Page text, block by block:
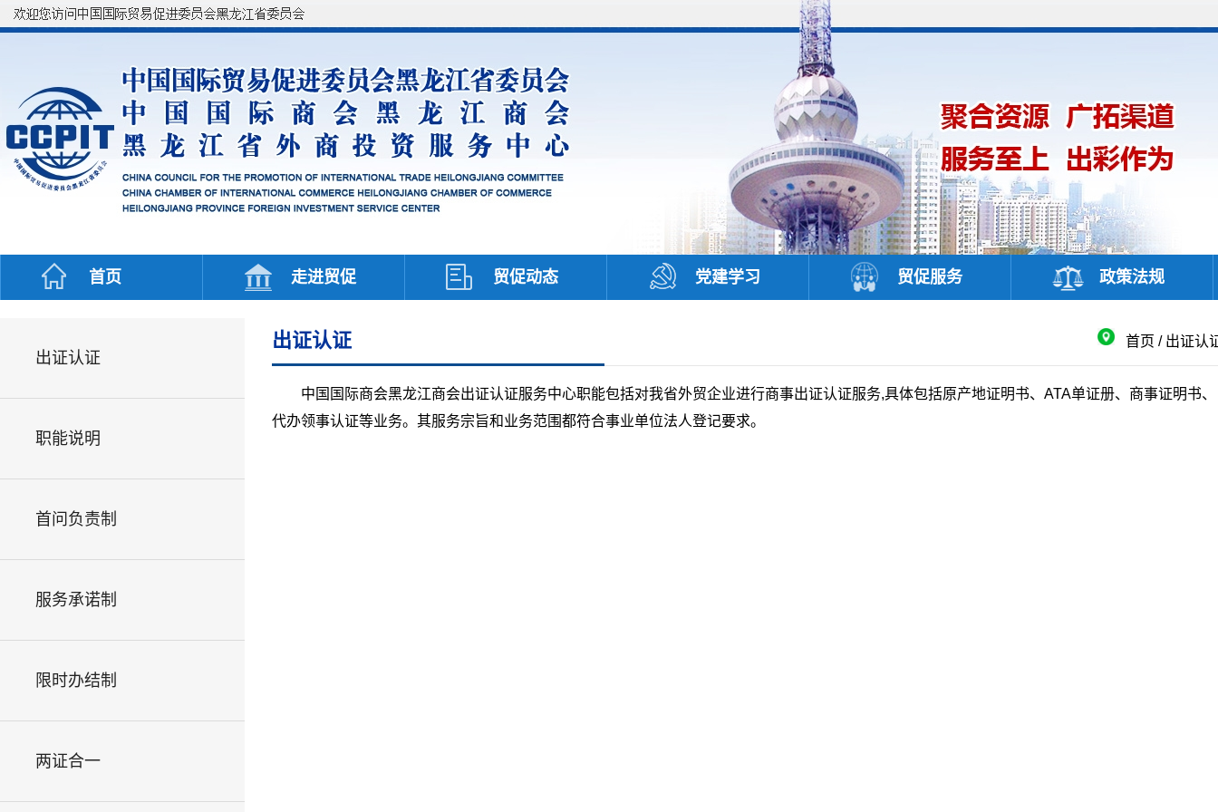
首页 走进贸促 贸促动态 党建学习 贸促服务 政策法规
出证认证
职能说明
首问负责制
服务承诺制
限时办结制
两证合一
出证认证 首页 / 出证认
中国国际商会黑龙江商会出证认证服务中心职能包括对我省外贸企业进行商事出证认证服务,具体包括原产地证明书、ATA单证册、商事证明书、
代办领事认证等业务。其服务宗旨和业务范围都符合事业单位法人登记要求。